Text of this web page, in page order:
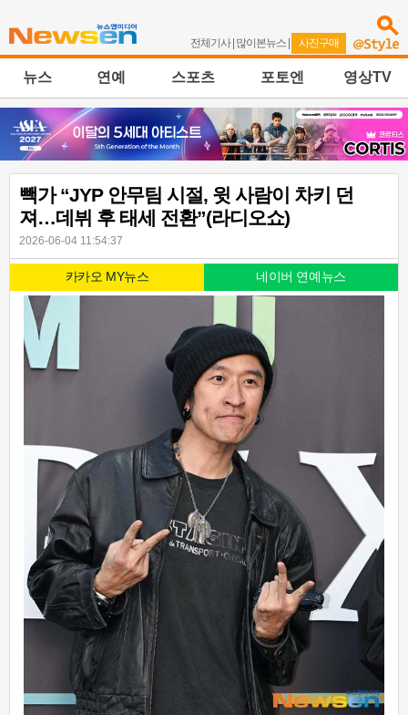
전체기사| 많이본뉴스 | 사진구매
뉴스 연예 스포츠 포토엔 영상TV
빽가 “JYP 안무팀 시절, 윗 사람이 차키 던
져…데뷔 후 태세 전환”(라디오쇼)
2026-06-04 11:54:37
카카오 MY뉴스 네이버 연예뉴스